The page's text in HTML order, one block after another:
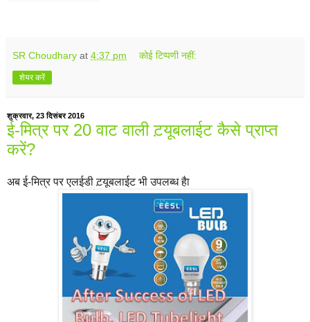
SR Choudhary at 4:37 pm कोई टिप्पणी नहीं:
शेयर करें
शुक्रवार, 23 दिसंबर 2016
ई-मित्र पर 20 वाट वाली ट़यूबलाईट कैसे प्राप्‍त
करें?
अब ई-मित्र पर एलईडी ट़यूबलाईट भी उपलब्‍ध हैा